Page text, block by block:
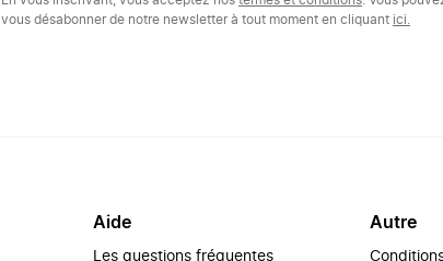
vous désabonner de notre newsletter à tout moment en cliquant ici.
Aide
Les questions fréquentes
Autre